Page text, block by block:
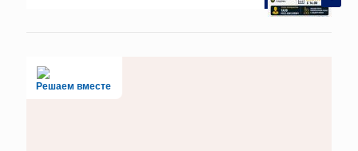
Решаем вместе